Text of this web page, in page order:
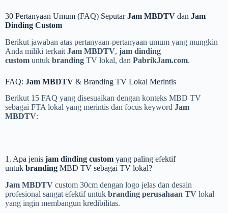
30 Pertanyaan Umum (FAQ) SeputarJam MBDTV dan Jam
Dinding Custom
Berikut jawaban atas pertanyaan-pertanyaan umum yang mungkin
Anda miliki terkait Jam MBDTV, jam dinding
custom untuk branding TV lokal, dan PabrikJam.com.
FAQ: Jam MBDTV & Branding TV Lokal Merintis
Berikut 15 FAQ yang disesuaikan dengan konteks MBD TV
sebagai FTA lokal yang merintis dan focus keyword Jam
MBDTV:
1. Apa jenis jam dinding custom yang paling efektif
untuk branding MBD TV sebagai TV lokal?
Jam MBDTV custom 30cm dengan logo jelas dan desain
profesional sangat efektif untuk branding perusahaan TV lokal
yang ingin membangun kredibilitas.